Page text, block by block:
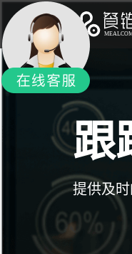
跟
提供及